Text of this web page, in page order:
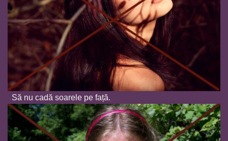
Să nu cadă soarele pe față.